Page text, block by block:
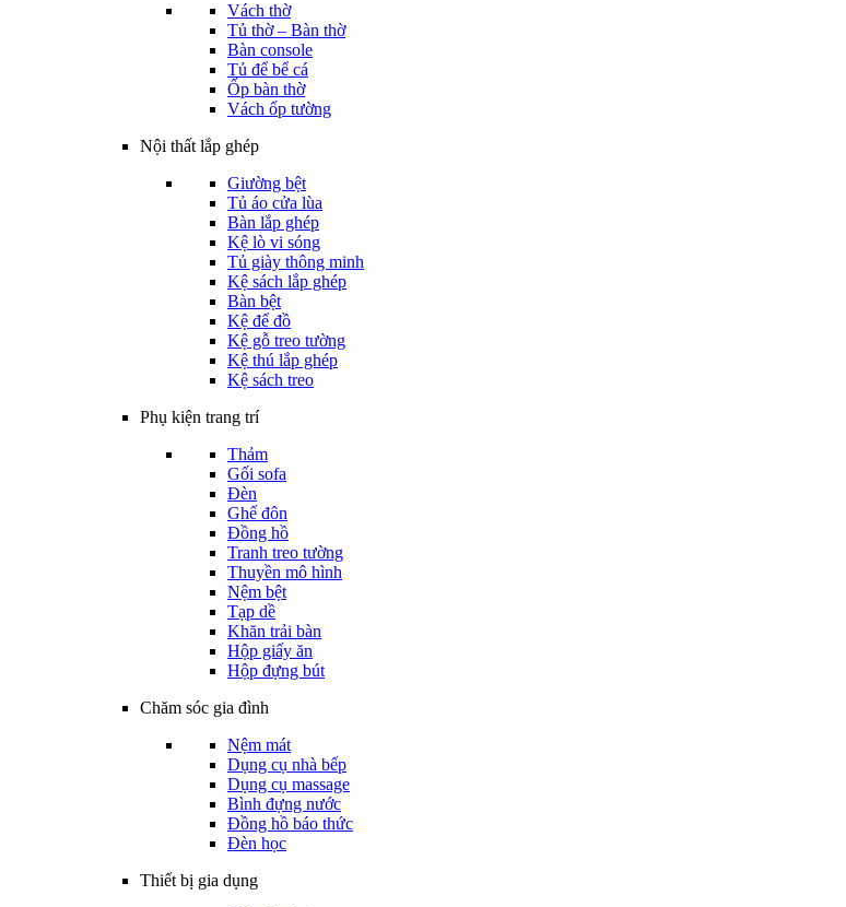
Vách thờ
Tủ thờ – Bàn thờ
Bàn console
Tủ để bể cá
Ốp bàn thờ
Vách ốp tường
Nội thất lắp ghép
Giường bệt
Tủ áo cửa lùa
Bàn lắp ghép
Kệ lò vi sóng
Tủ giày thông minh
Kệ sách lắp ghép
Bàn bệt
Kệ để đồ
Kệ gỗ treo tường
Kệ thú lắp ghép
Kệ sách treo
Phụ kiện trang trí
Thảm
Gối sofa
Đèn
Ghế đôn
Đồng hồ
Tranh treo tường
Thuyền mô hình
Nệm bệt
Tạp dề
Khăn trải bàn
Hộp giấy ăn
Hộp đựng bút
Chăm sóc gia đình
Nệm mát
Dụng cụ nhà bếp
Dụng cụ massage
Bình đựng nước
Đồng hồ báo thức
Đèn học
Thiết bị gia dụng